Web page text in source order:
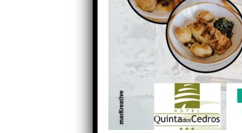
construídas exactamente
para reprovar quem ficou
milhões de euros
em contratação de
nunca forma
ficaram com a reconstrução
por terem sido
degradadas “pela má
empresas dos concursos/